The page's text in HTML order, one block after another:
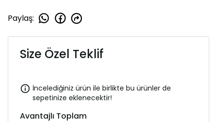
Paylaş:
Size Özel Teklif
İncelediğiniz ürün ile birlikte bu ürünler de
sepetinize eklenecektir!
Avantajlı Toplam